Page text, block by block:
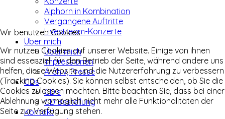
Alphorn in Kombination
Vergangene Auftritte
Livestream-Konzerte
Über mich
Über mich
Impressionen
Archiv, Presse
CDs
CD's
CD Bestellung
Kontakt
Wir benutzen Cookies
Wir nutzen Cookies auf unserer Website. Einige von ihnen
sind essenziell für den Betrieb der Seite, während andere uns
helfen, diese Website und die Nutzererfahrung zu verbessern
(Tracking Cookies). Sie können selbst entscheiden, ob Sie die
Cookies zulassen möchten. Bitte beachten Sie, dass bei einer
Ablehnung womöglich nicht mehr alle Funktionalitäten der
Seite zur Verfügung stehen.